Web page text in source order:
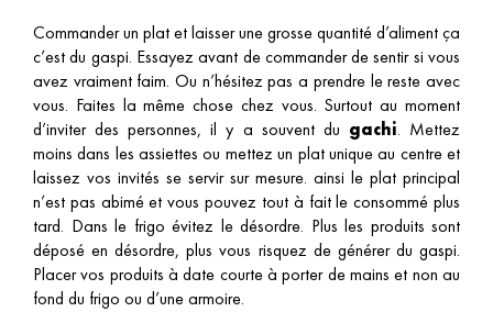
Commander un plat et laisser une grosse quantité d’aliment ça
c’est du gaspi. Essayez avant de commander de sentir si vous
avez vraiment faim. Ou n’hésitez pas a prendre le reste avec
vous. Faites la même chose chez vous. Surtout au moment
d’inviter des personnes, il y a souvent du gachi. Mettez
moins dans les assiettes ou mettez un plat unique au centre et
laissez vos invités se servir sur mesure. ainsi le plat principal
n’est pas abimé et vous pouvez tout à fait le consommé plus
tard. Dans le frigo évitez le désordre. Plus les produits sont
déposé en désordre, plus vous risquez de générer du gaspi.
Placer vos produits à date courte à porter de mains et non au
fond du frigo ou d’une armoire.